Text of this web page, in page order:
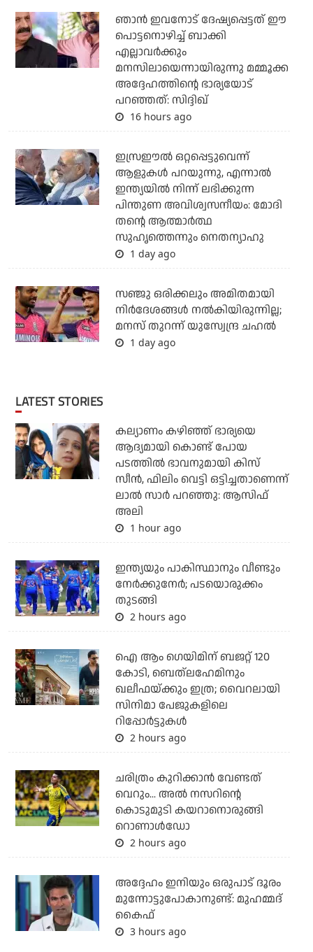
ഞാന്‍ ഇവനോട് ദേഷ്യപ്പെട്ടത് ഈ
പൊട്ടനൊഴിച്ച് ബാക്കി
എല്ലാവര്‍ക്കും
മനസിലായെന്നായിരുന്നു മമ്മൂക്ക
അദ്ദേഹത്തിന്റെ ഭാര്യയോട്
പറഞ്ഞത്: സിദ്ദിഖ്
16 hours ago
ഇസ്രഈല്‍ ഒറ്റപ്പെട്ടുവെന്ന്
ആളുകള്‍ പറയുന്നു, എന്നാല്‍
ഇന്ത്യയില്‍ നിന്ന് ലഭിക്കുന്ന
പിന്തുണ അവിശ്വസനീയം: മോദി
തന്റെ ആത്മാര്‍ത്ഥ
സുഹൃത്തെന്നും നെതന്യാഹു
1 day ago
സഞ്ജു ഒരിക്കലും അമിതമായി
നിര്‍ദേശങ്ങള്‍ നല്‍കിയിരുന്നില്ല;
മനസ് തുറന്ന് യുസ്വേന്ദ്ര ചഹല്‍
1 day ago
LATEST STORIES
കല്യാണം കഴിഞ്ഞ് ഭാര്യയെ
ആദ്യമായി കൊണ്ട് പോയ
പടത്തില്‍ ഭാവനുമായി കിസ്
സീന്‍, ഫിലിം വെട്ടി ഒട്ടിച്ചതാണെന്ന്
ലാല്‍ സാര്‍ പറഞ്ഞു: ആസിഫ്
അലി
1 hour ago
ഇന്ത്യയും പാകിസ്ഥാനും വീണ്ടും
നേര്‍ക്കുനേര്‍; പടയൊരുക്കം
തുടങ്ങി
2 hours ago
ഐ ആം ഗെയിമിന് ബജറ്റ് 120
കോടി, ബെത്‌ലഹേമിനും
ഖലീഫയ്ക്കും ഇത്ര; വൈറലായി
സിനിമാ പേജുകളിലെ
റിപ്പോര്‍ട്ടുകള്‍
2 hours ago
ചരിത്രം കുറിക്കാന്‍ വേണ്ടത്
വെറും... അല്‍ നസറിന്റെ
കൊടുമുടി കയറാനൊരുങ്ങി
റൊണാള്‍ഡോ
2 hours ago
അദ്ദേഹം ഇനിയും ഒരുപാട് ദൂരം
മുന്നോട്ടുപോകാനുണ്ട്: മുഹമ്മദ്
കൈഫ്
3 hours ago